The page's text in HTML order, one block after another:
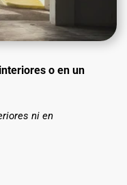
o en un
ni en